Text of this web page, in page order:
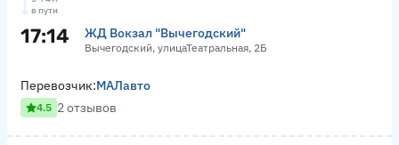
в пути
17:14 ЖД Вокзал "Вычегодский"
Вычегодский, улицаТеатральная, 2Б
Перевозчик:МАЛавто
4.5 2 отзывов